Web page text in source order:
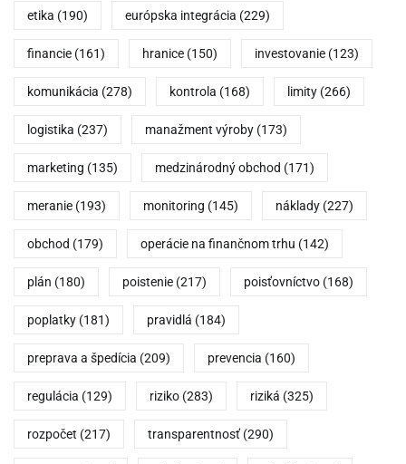
etika (190) európska integrácia (229)
financie (161) hranice (150) investovanie (123)
komunikácia (278) kontrola (168) limity (266)
logistika (237) manažment výroby (173)
marketing (135) medzinárodný obchod (171)
meranie (193) monitoring (145) náklady (227)
obchod (179) operácie na finančnom trhu (142)
plán (180) poistenie (217) poisťovníctvo (168)
poplatky (181) pravidlá (184)
preprava a špedícia (209) prevencia (160)
regulácia (129) riziko (283) riziká (325)
rozpočet (217) transparentnosť (290)